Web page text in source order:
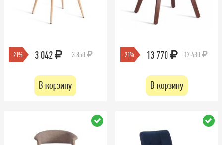
-21% 3 042 3 850
В корзину
-21% 13 770 17 430
В корзину